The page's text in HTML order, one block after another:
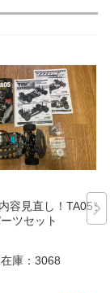
容見直し！TA05シ
ツセット
庫： 3068